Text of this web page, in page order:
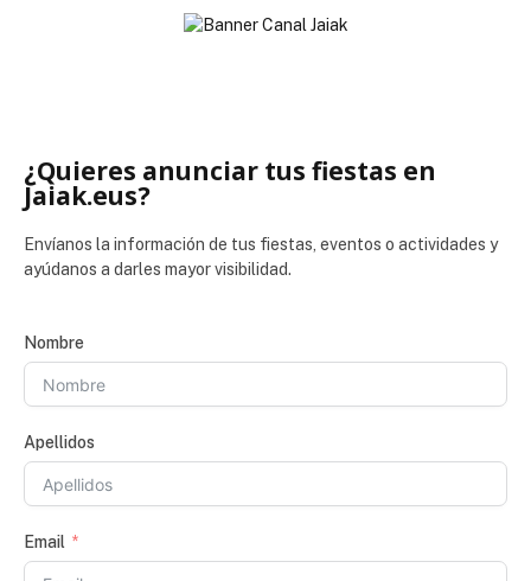
¿Quieres anunciar tus fiestas en
Jaiak.eus?
Envíanos la información de tus fiestas, eventos o actividades y
ayúdanos a darles mayor visibilidad.
Nombre
Apellidos
Email